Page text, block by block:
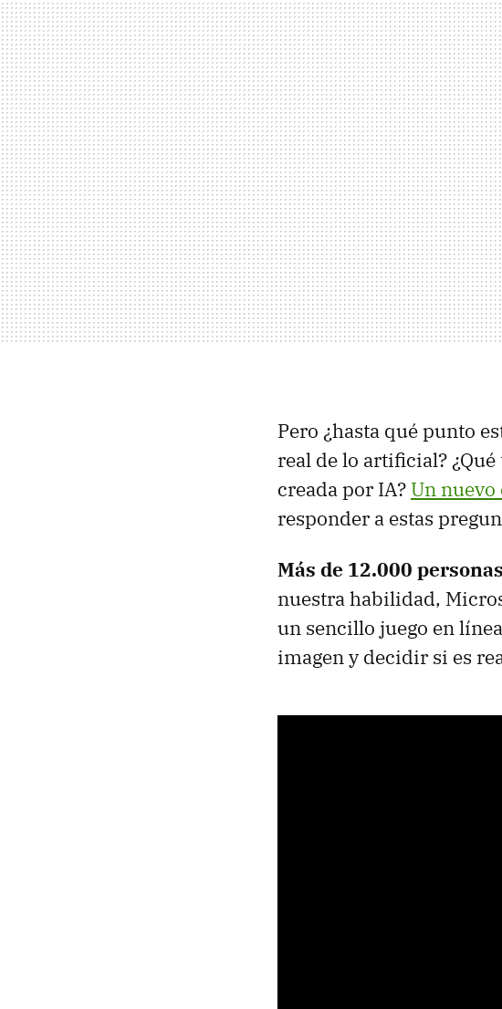
Pero ¿hasta qué punto
real de lo artificial?
creada por IA? Un
responder a estas
Más de 12.000
nuestra habilidad,
un sencillo juego en
imagen y decidir si es